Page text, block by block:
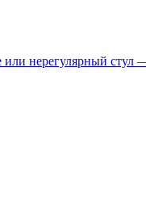
нерегулярный стул